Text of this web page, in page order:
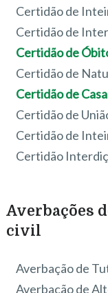
Certidão de
Certidão de
Certidão de
Certidão de
Certidão de
Certidão de
Certidão de
Certidão
Averbações
civil
Averbação de
Averbação de